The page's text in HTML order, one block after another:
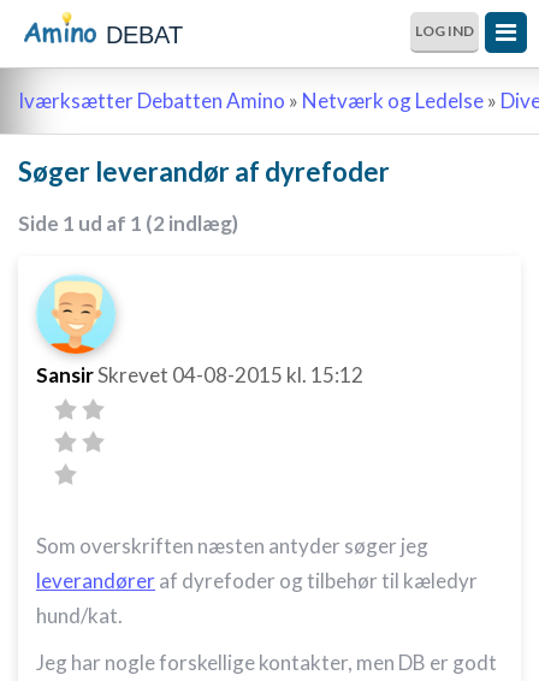
DEBAT LOG IND
Iværksætter Debatten Amino » Netværk og Ledelse»
Søger leverandør af dyrefoder
Side 1 ud af 1 (2 indlæg)
SansirSkrevet 04-08-2015 kl. 15:12
Som overskriften næsten antyder søger jeg
leverandøreraf dyrefoder og tilbehør til kæledyr
hund/kat.
Jeg har nogle forskellige kontakter, men DB er godt